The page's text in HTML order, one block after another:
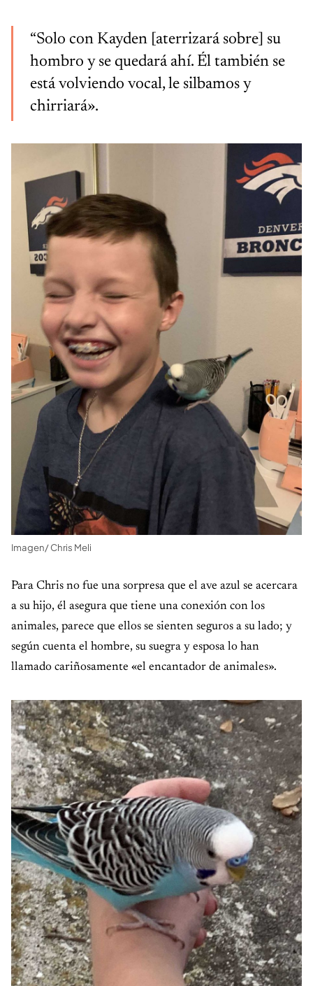
“Solo con Kayden [aterrizará sobre] su
hombro y se quedará ahí. Él también se
está volviendo vocal, le silbamos y
chirriará».
Imagen/ Chris Meli
Para Chris no fue una sorpresa que el ave azul se acercara
a su hijo, él asegura que tiene una conexión con los
animales, parece que ellos se sienten seguros a su lado; y
según cuenta el hombre, su suegra y esposa lo han
llamado cariñosamente «el encantador de animales».